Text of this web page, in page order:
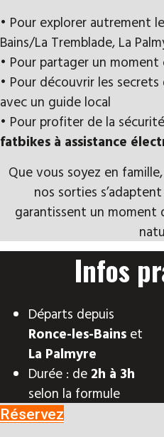
• Pour explorer autrement
Bains/La Tremblade, La
• Pour partager un
• Pour découvrir les
avec un guide local
• Pour profiter de la
fatbikes à assistance
Que vous soyez en
nos sorties
garantissent un moment
Infos
Départs depuis
Ronce-les-Bains et
La Palmyre
Durée : de 2h à 3h
selon la formule
Réservez